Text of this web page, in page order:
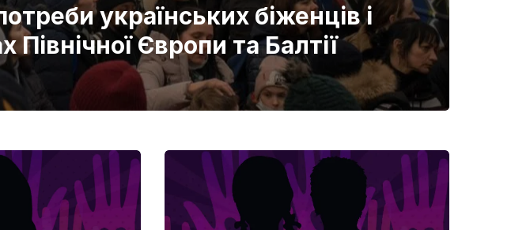
українських біженців і
Північної Європи та Балтії